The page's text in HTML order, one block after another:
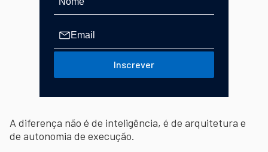
Inscrever
A diferença não é de inteligência, é de arquitetura e
de autonomia de execução.